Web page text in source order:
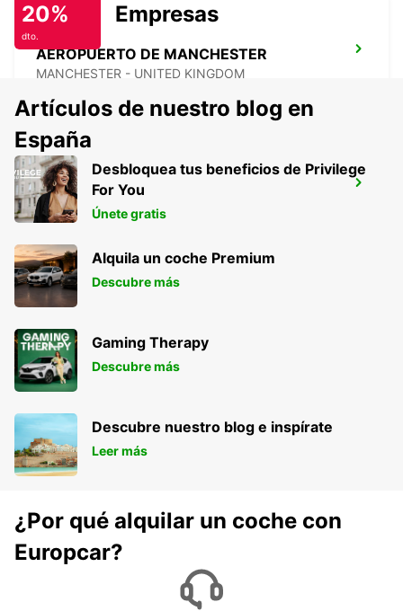
AEROPUERTO DE MANCHESTER
MANCHESTER - UNITED KINGDOM
AEROPUERTO DE BIRMINGHAM
BIRMINGHAM - UNITED KINGDOM
20%
dto.
Empresas
Artículos de nuestro blog en
España
Desbloquea tus beneficios de Privilege
For You
Únete gratis
Alquila un coche Premium
Descubre más
Gaming Therapy
Descubre más
Descubre nuestro blog e inspírate
Leer más
¿Por qué alquilar un coche con
Europcar?